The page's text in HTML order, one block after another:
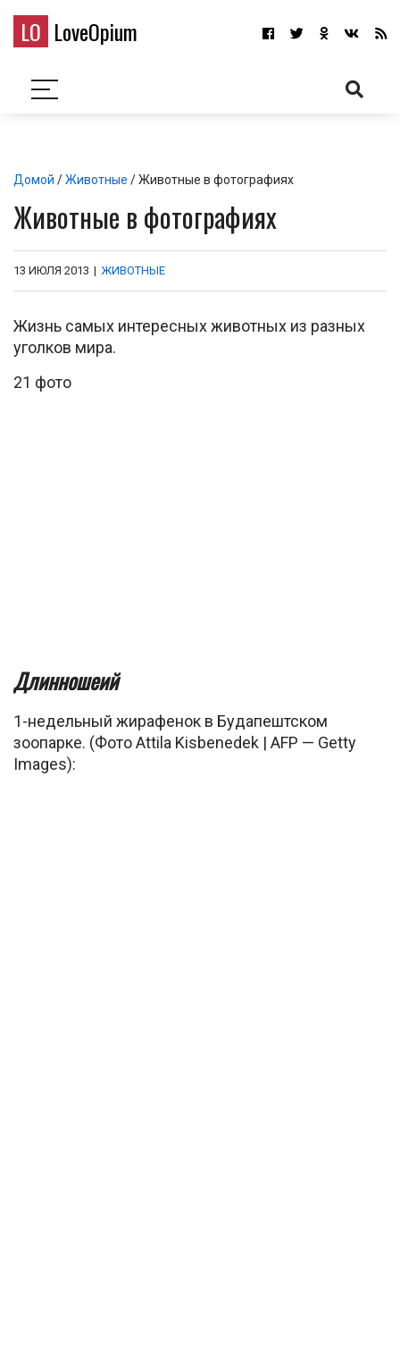
LO LoveOpium
Домой /Животные / Животные в фотографиях
Животные в фотографиях
13 ИЮЛЯ 2013 | ЖИВОТНЫЕ
Жизнь самых интересных животных из разных
уголков мира.
21 фото
Длинношеий
1-недельный жирафенок в Будапештском
зоопарке. (Фото Attila Kisbenedek | AFP — Getty
Images):